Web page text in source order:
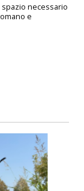
spazio necessario
e